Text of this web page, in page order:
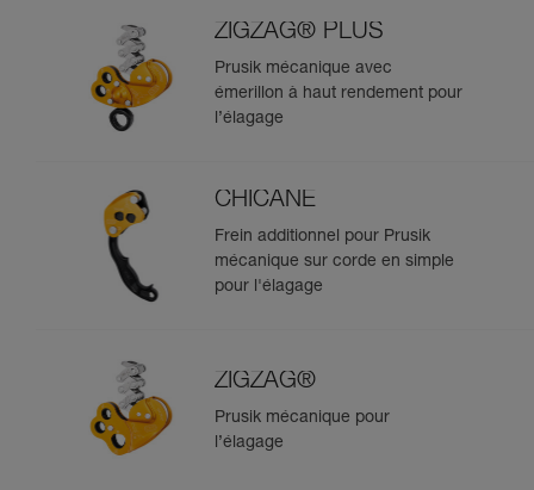
ZIGZAG® PLUS
Prusik mécanique avec
émerillon à haut rendement pour
l’élagage
CHICANE
Frein additionnel pour Prusik
mécanique sur corde en simple
pour l'élagage
ZIGZAG®
Prusik mécanique pour
l’élagage